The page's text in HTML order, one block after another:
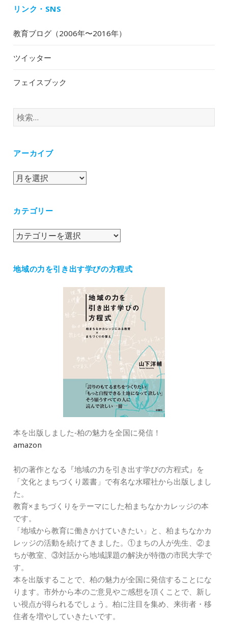
リンク・SNS
教育ブログ（2006年〜2016年）
ツイッター
フェイスブック
検
索:
アーカイブ
ア
イ
カテゴリー
カ
リ
地域の力を引き出す学びの方程式
本を出版しました‐柏の魅力を全国に発信！
amazon
初の著作となる『地域の力を引き出す学びの方程式』を
「文化とまちづくり叢書」で有名な水曜社から出版しまし
た。
教育×まちづくりをテーマにした柏まちなかカレッジの本
です。
「地域から教育に働きかけていきたい」と、柏まちなかカ
レッジの活動を続けてきました。①まちの人が先生、②ま
ちが教室、③対話から地域課題の解決が特徴の市民大学で
す。
本を出版することで、柏の魅力が全国に発信することにな
ります。市外から本のご意見やご感想を頂くことで、新し
い視点が得られるでしょう。柏に注目を集め、来街者・移
住者を増やしていきたいです。